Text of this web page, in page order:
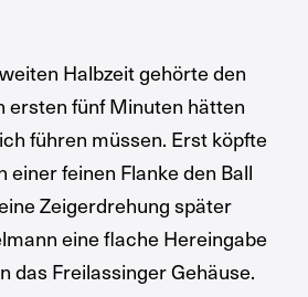
Halbzeit gehörte den
ersten fünf Minuten hätten
führen müssen. Erst köpfte
einer feinen Flanke den Ball
Zeigerdrehung später
eine flache Hereingabe
das Freilassinger Gehäuse.